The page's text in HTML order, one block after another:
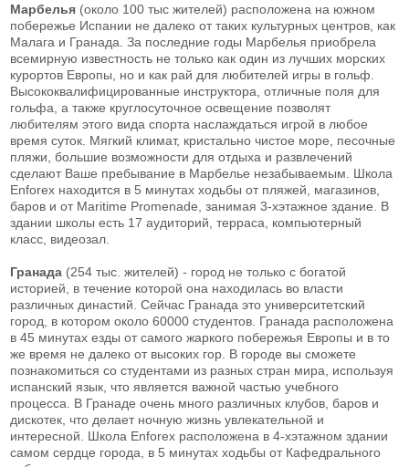
Марбелья (около 100 тыс жителей) расположена на южном
побережье Испании не далеко от таких культурных центров, как
Малага и Гранада. За последние годы Марбелья приобрела
всемирную известность не только как один из лучших морских
курортов Европы, но и как рай для любителей игры в гольф.
Высококвалифицированные инструктора, отличные поля для
гольфа, а также круглосуточное освещение позволят
любителям этого вида спорта наслаждаться игрой в любое
время суток. Мягкий климат, кристально чистое море, песочные
пляжи, большие возможности для отдыха и развлечений
сделают Ваше пребывание в Марбелье незабываемым. Школа
Enforex находится в 5 минутах ходьбы от пляжей, магазинов,
баров и от Maritime Promenade, занимая 3-хэтажное здание. В
здании школы есть 17 аудиторий, терраса, компьютерный
класс, видеозал.
Гранада (254 тыс. жителей) - город не только с богатой
историей, в течение которой она находилась во власти
различных династий. Сейчас Гранада это университетский
город, в котором около 60000 студентов. Гранада расположена
в 45 минутах езды от самого жаркого побережья Европы и в то
же время не далеко от высоких гор. В городе вы сможете
познакомиться со студентами из разных стран мира, используя
испанский язык, что является важной частью учебного
процесса. В Гранаде очень много различных клубов, баров и
дискотек, что делает ночную жизнь увлекательной и
интересной. Школа Enforex расположена в 4-хэтажном здании
самом сердце города, в 5 минутах ходьбы от Кафедрального